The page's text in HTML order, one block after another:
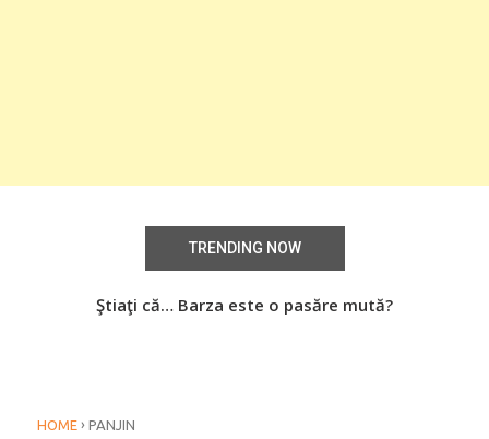
TRENDING NOW
Ştiaţi că… Barza este o pasăre mută?
HOME › PANJIN